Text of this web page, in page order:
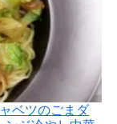
ベツのごまダ